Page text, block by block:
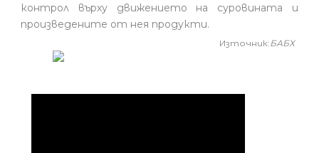
контрол върху движението на суровината и
произведените от нея продукти.
Източник:БАБХ